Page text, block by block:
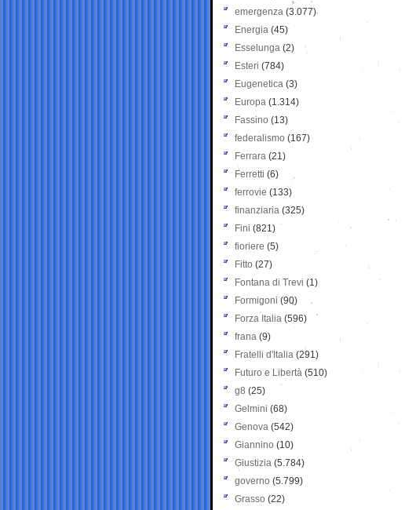
emergenza (3.077)
Energia (45)
Esselunga (2)
Esteri (784)
Eugenetica (3)
Europa (1.314)
Fassino (13)
federalismo (167)
Ferrara (21)
Ferretti (6)
ferrovie (133)
finanziaria (325)
Fini (821)
fioriere (5)
Fitto (27)
Fontana di Trevi (1)
Formigoni (90)
Forza Italia (596)
frana (9)
Fratelli d'Italia (291)
Futuro e Libertà (510)
g8 (25)
Gelmini (68)
Genova (542)
Giannino (10)
Giustizia (5.784)
governo (5.799)
Grasso (22)